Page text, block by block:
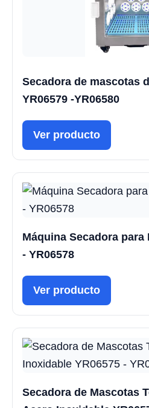
Secadora de mascotas
YR06579 -YR06580
Ver producto
Máquina Secadora para
- YR06578
Ver producto
Secadora de Mascotas